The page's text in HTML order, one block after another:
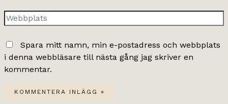
Webbplats
Spara mitt namn, min e-postadress och webbplats
i denna webbläsare till nästa gång jag skriver en
kommentar.